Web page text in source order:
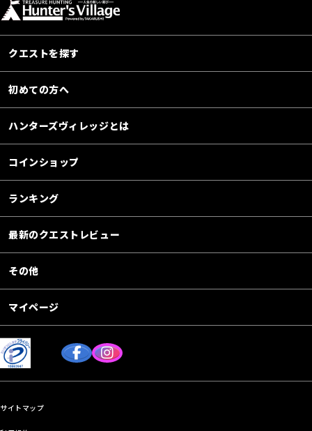
クエストを探す
初めての方へ
ハンターズヴィレッジとは
コインショップ
ランキング
最新のクエストレビュー
その他
マイページ
サイトマップ